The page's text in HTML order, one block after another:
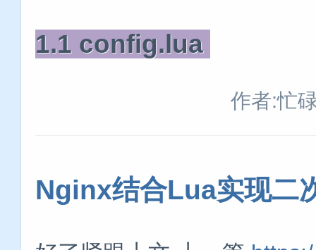
1.1 config.lua
作者:忙
Nginx结合Lua实现二